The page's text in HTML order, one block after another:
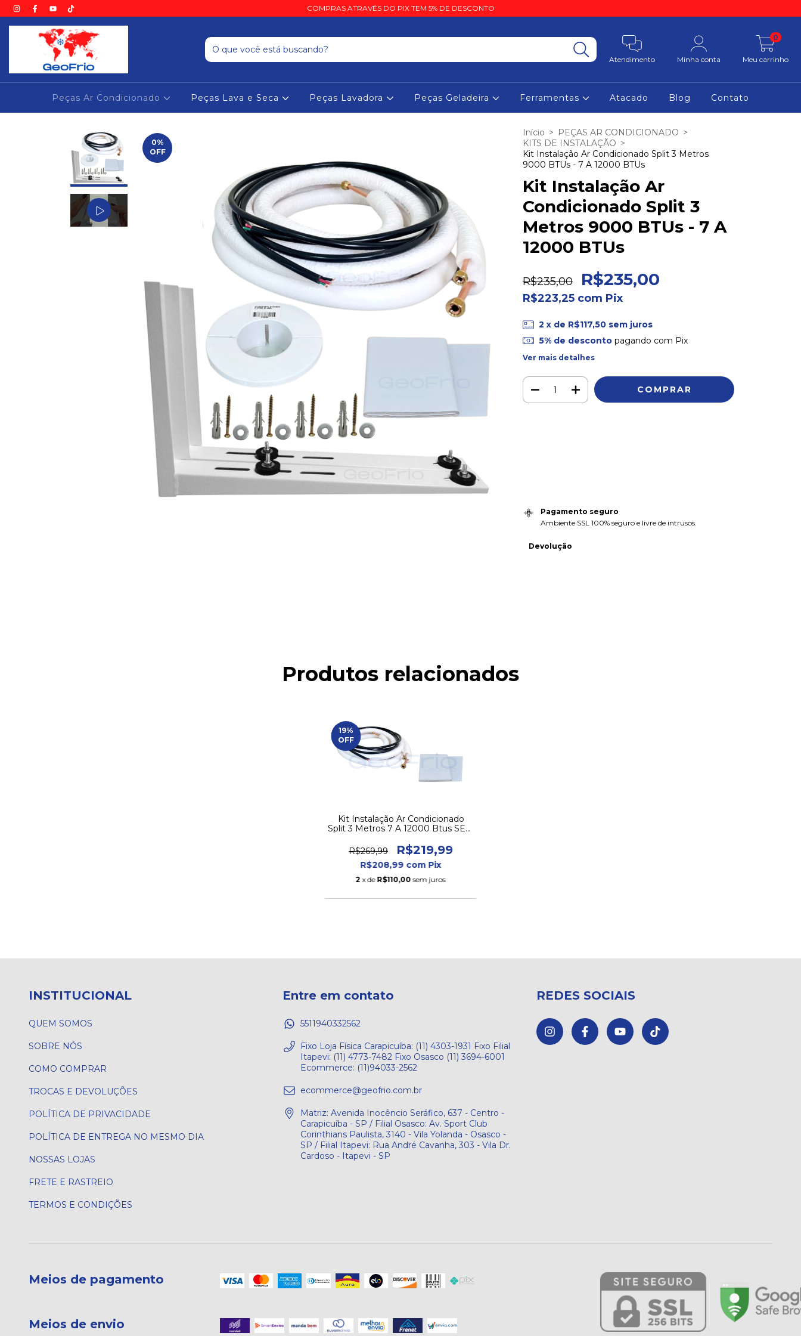
COMPRAS ATRAVÉS DO PIX TEM 5% DE DESCONTO
Atendimento Minha conta Meu carrinho
0
Peças Ar Condicionado Peças Lava e Seca Peças Lavadora Peças Geladeira Ferramentas Atacado Blog Contato
0%
OFF
Início > PEÇAS AR CONDICIONADO >
KITS DE INSTALAÇÃO >
Kit Instalação Ar Condicionado Split 3 Metros
9000 BTUs - 7 A 12000 BTUs
Kit Instalação Ar
Condicionado Split 3
Metros 9000 BTUs - 7 A
12000 BTUs
R$235,00 R$235,00
R$223,25 com Pix
2 x de R$117,50 sem juros
5% de descontopagando com Pix
Ver mais detalhes
Pagamento seguro
Ambiente SSL 100% seguro e livre de intrusos.
Devolução
Produtos relacionados
19%
OFF
Kit Instalação Ar Condicionado
Split 3 Metros 7 A 12000 Btus SEM
R$269,99
R$219,99
R$208,99 com Pix
2 x de R$110,00 sem juros
INSTITUCIONAL
QUEM SOMOS
SOBRE NÓS
COMO COMPRAR
TROCAS E DEVOLUÇÕES
POLÍTICA DE PRIVACIDADE
POLÍTICA DE ENTREGA NO MESMO DIA
NOSSAS LOJAS
FRETE E RASTREIO
TERMOS E CONDIÇÕES
Entre em contato
5511940332562
Fixo Loja Física Carapicuíba: (11) 4303-1931 Fixo Filial
Itapevi: (11) 4773-7482 Fixo Osasco (11) 3694-6001
Ecommerce: (11)94033-2562
ecommerce@geofrio.com.br
Matriz: Avenida Inocêncio Seráfico, 637 - Centro -
Carapicuíba - SP / Filial Osasco: Av. Sport Club
Corinthians Paulista, 3140 - Vila Yolanda - Osasco -
SP / Filial Itapevi: Rua André Cavanha, 303 - Vila Dr.
Cardoso - Itapevi - SP
REDES SOCIAIS
Meios de pagamento
Meios de envio